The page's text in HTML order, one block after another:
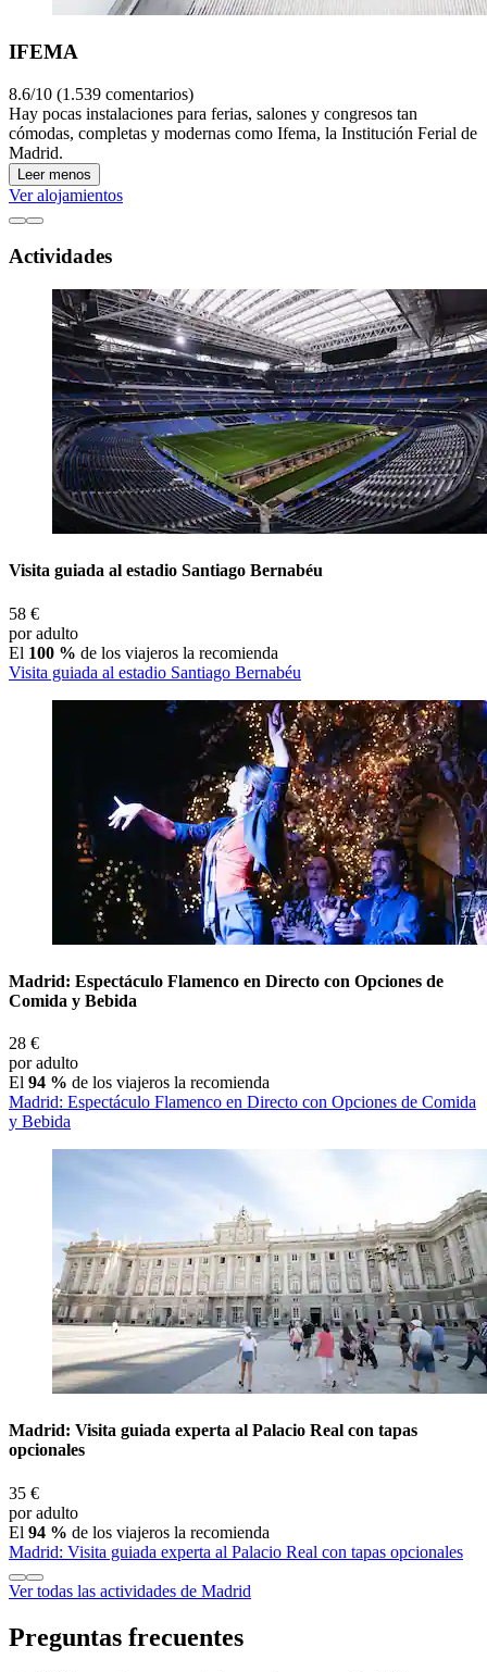
IFEMA
8.6/10 (1.539 comentarios)
Hay pocas instalaciones para ferias, salones y congresos tan
cómodas, completas y modernas como Ifema, la Institución Ferial de
Madrid.
Leer menos
Ver alojamientos
Actividades
Visita guiada al estadio Santiago Bernabéu
58 €
por adulto
El 100 % de los viajeros la recomienda
Visita guiada al estadio Santiago Bernabéu
Madrid: Espectáculo Flamenco en Directo con Opciones de
Comida y Bebida
28 €
por adulto
El 94 % de los viajeros la recomienda
Madrid: Espectáculo Flamenco en Directo con Opciones de Comida
y Bebida
Madrid: Visita guiada experta al Palacio Real con tapas
opcionales
35 €
por adulto
El 94 % de los viajeros la recomienda
Madrid: Visita guiada experta al Palacio Real con tapas opcionales
Ver todas las actividades de Madrid
Preguntas frecuentes